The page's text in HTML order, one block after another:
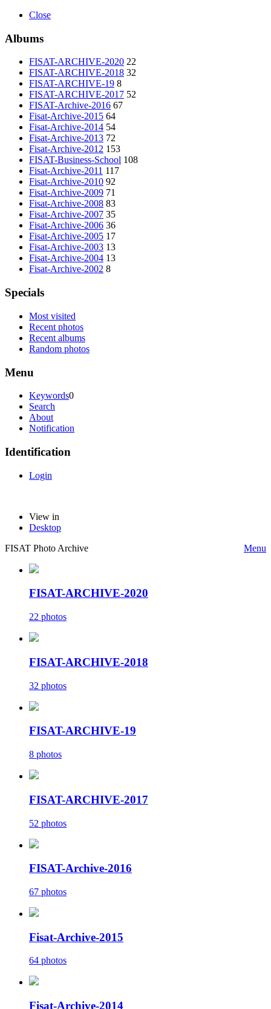
Close
Albums
FISAT-ARCHIVE-2020 22
FISAT-ARCHIVE-2018 32
FISAT-ARCHIVE-19 8
FISAT-ARCHIVE-2017 52
FISAT-Archive-2016 67
Fisat-Archive-2015 64
Fisat-Archive-2014 54
Fisat-Archive-2013 72
Fisat-Archive-2012 153
FISAT-Business-School 108
Fisat-Archive-2011 117
Fisat-Archive-2010 92
Fisat-Archive-2009 71
Fisat-Archive-2008 83
Fisat-Archive-2007 35
Fisat-Archive-2006 36
Fisat-Archive-2005 17
Fisat-Archive-2003 13
Fisat-Archive-2004 13
Fisat-Archive-2002 8
Specials
Most visited
Recent photos
Recent albums
Random photos
Menu
Keywords0
Search
About
Notification
Identification
Login
View in
Desktop
FISAT Photo Archive
Menu
FISAT-ARCHIVE-2020
22 photos
FISAT-ARCHIVE-2018
32 photos
FISAT-ARCHIVE-19
8 photos
FISAT-ARCHIVE-2017
52 photos
FISAT-Archive-2016
67 photos
Fisat-Archive-2015
64 photos
Fisat-Archive-2014